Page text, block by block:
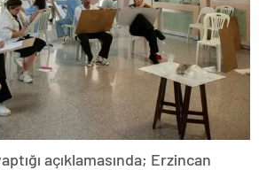
açıklamasında; Erzincan